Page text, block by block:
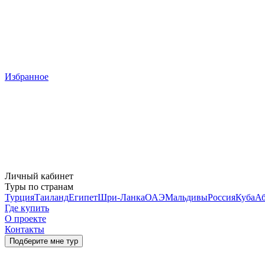
Избранное
Личный кабинет
Туры по странам
ТурцияТаиландЕгипетШри-ЛанкаОАЭМальдивыРоссияКуба
Где купить
О проекте
Контакты
Подберите мне тур